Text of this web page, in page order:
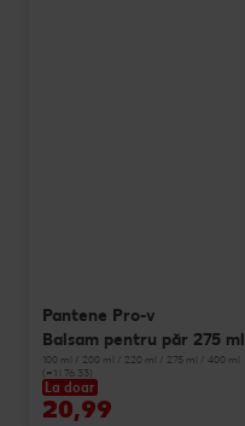
Pantene Pro-v
Balsam pentru păr 275 ml
100 ml / 200 ml / 220 ml / 275 ml / 400 ml
(=1 l 76.33)
La doar
20,99